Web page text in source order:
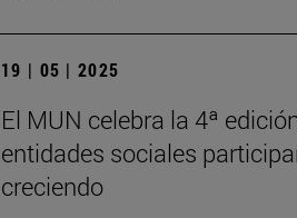
19 | 05 | 2025
El MUN celebra la 4ª
entidades sociales
creciendo